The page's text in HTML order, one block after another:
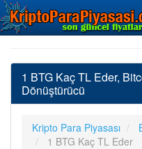
1 BTG Kaç TL Eder,
Dönüştürücü
Kripto Para Piyasası
1 BTG Kaç TL Eder